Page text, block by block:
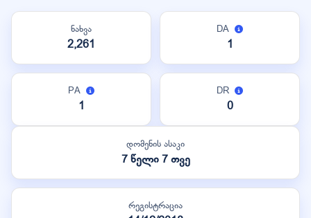
ნახვა
2,261
DA
1
PA
1
DR
0
დომენის ასაკი
7 წელი 7 თვე
რეგისტრაცია